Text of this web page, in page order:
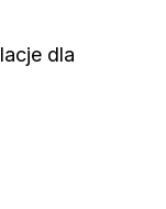
dla